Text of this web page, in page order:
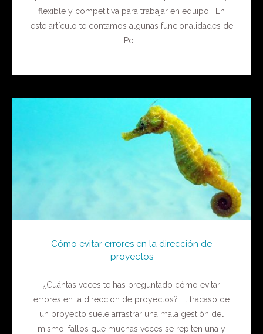
flexible y competitiva para trabajar en equipo. En
este artículo te contamos algunas funcionalidades de
Po...
Cómo evitar errores en la dirección de
proyectos
¿Cuántas veces te has preguntado cómo evitar
errores en la direccion de proyectos? El fracaso de
un proyecto suele arrastrar una mala gestión del
mismo, fallos que muchas veces se repiten una y